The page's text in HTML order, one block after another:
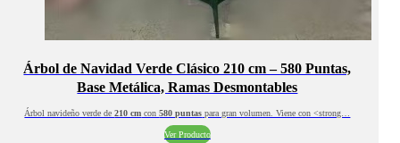
Árbol de Navidad Verde Clásico 210 cm – 580 Puntas,
Base Metálica, Ramas Desmontables
Árbol navideño verde de210 cm con580 puntas para gran volumen. Viene con <strong…
Ver Producto